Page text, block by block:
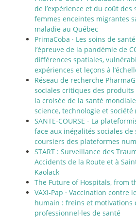
de l’expérience et du coût des
femmes enceintes migrantes
maladie au Québec
PrimaCoba · Les soins de
l’épreuve de la pandémie de
différences spatiales,
expériences et leçons à
Réseau de recherche
sociales critiques des
la croisée de la santé
science, technologie et société
SANTE-COURSE - La
face aux inégalités sociales de
coursiers des plateformes
START : Surveillance des
Accidents de la Route et à
Kaolack
The Future of Hospitals, from
VAXI-Pap · Vaccination contre
humain : freins et motivations
professionnel·les de santé